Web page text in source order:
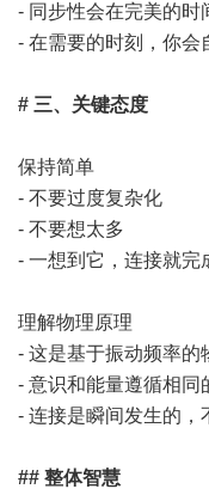
- 同步性会在完美的时
- 在需要的时刻，你会
# 三、关键态度
保持简单
- 不要过度复杂化
- 不要想太多
- 一想到它，连接就完
理解物理原理
- 这是基于振动频率的
- 意识和能量遵循相同
- 连接是瞬间发生的，
## 整体智慧